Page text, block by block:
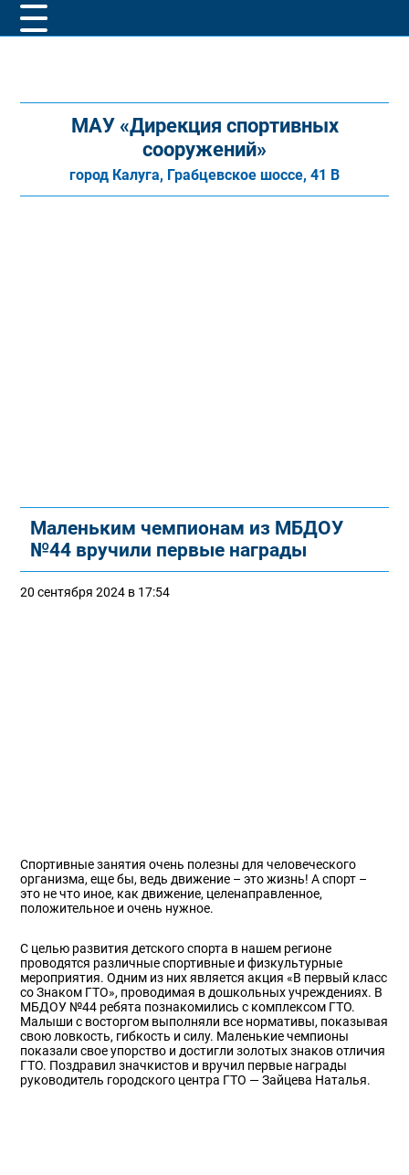
МАУ «Дирекция спортивных
сооружений»
город Калуга, Грабцевское шоссе, 41 В
Маленьким чемпионам из МБДОУ
№44 вручили первые награды
20 сентября 2024 в 17:54
Спортивные занятия очень полезны для человеческого
организма, еще бы, ведь движение – это жизнь! А спорт –
это не что иное, как движение, целенаправленное,
положительное и очень нужное.
С целью развития детского спорта в нашем регионе
проводятся различные спортивные и физкультурные
мероприятия. Одним из них является акция «В первый класс
со Знаком ГТО», проводимая в дошкольных учреждениях. В
МБДОУ №44 ребята познакомились с комплексом ГТО.
Малыши с восторгом выполняли все нормативы, показывая
свою ловкость, гибкость и силу. Маленькие чемпионы
показали свое упорство и достигли золотых знаков отличия
ГТО. Поздравил значкистов и вручил первые награды
руководитель городского центра ГТО — Зайцева Наталья.